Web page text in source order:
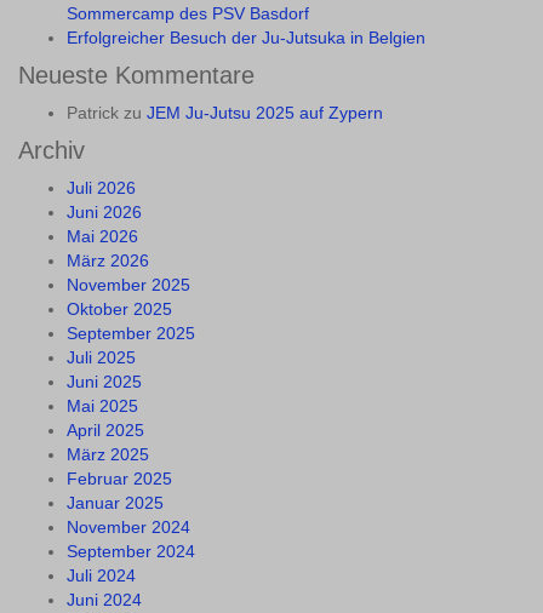
Sommercamp des PSV Basdorf
Erfolgreicher Besuch der Ju-Jutsuka in Belgien
Neueste Kommentare
Patrick zu JEM Ju-Jutsu 2025 auf Zypern
Archiv
Juli 2026
Juni 2026
Mai 2026
März 2026
November 2025
Oktober 2025
September 2025
Juli 2025
Juni 2025
Mai 2025
April 2025
März 2025
Februar 2025
Januar 2025
November 2024
September 2024
Juli 2024
Juni 2024